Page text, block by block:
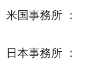
米国事務所 ：
日本事務所 ：